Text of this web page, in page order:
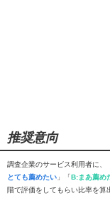
推奨意向
調査企業のサービス利用者に、
とても薦めたい 」「B:まあ薦め
階で評価をしてもらい比率を算